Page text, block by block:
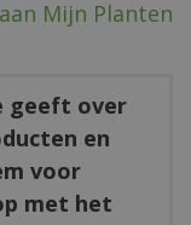
Mijn Planten
geeft over
en
voor
met het